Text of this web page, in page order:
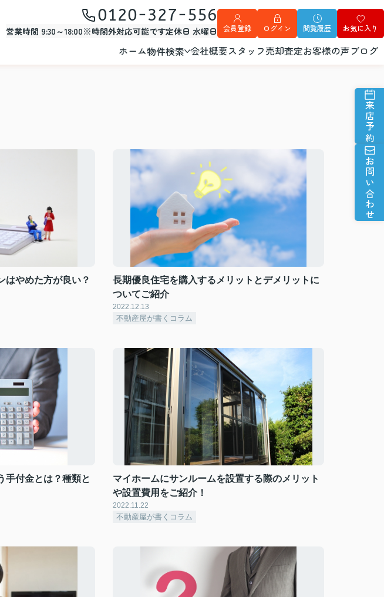
0120-327-556
営業時間 9:30～18:00※時間外対応可能です定休日 水曜日 会員登録 ログイン 閲覧履歴 お気に入り
ホーム物件検索 会社概要スタッフ売却査定お客様の声ブログ
来店予約
お問い合わせ
はやめた方が良い？
長期優良住宅を購入するメリットとデメリットに
ついてご紹介
2022.12.13
不動産屋が書くコラム
手付金とは？種類と
マイホームにサンルームを設置する際のメリット
や設置費用をご紹介！
2022.11.22
不動産屋が書くコラム